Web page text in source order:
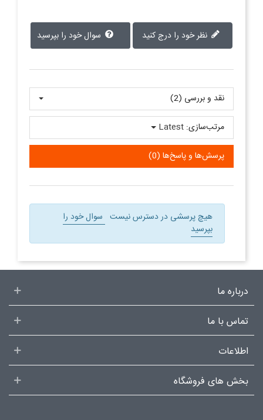
سوال خود را بپرسید
نقد و بررسی‌‌ (2)
پرسش‌ها و پاسخ‌ها (0)
مرتب‌سازی: Latest
هیچ پرسشی در دسترس نیست سوال خود را
بپرسید
درباره ما
تماس با ما
اطلاعات
بخش های فروشگاه